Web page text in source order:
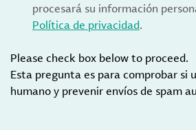
procesará su información
Política de privacidad.
Please check box below to proceed.
Esta pregunta es para comprobar si
humano y prevenir envíos de spam